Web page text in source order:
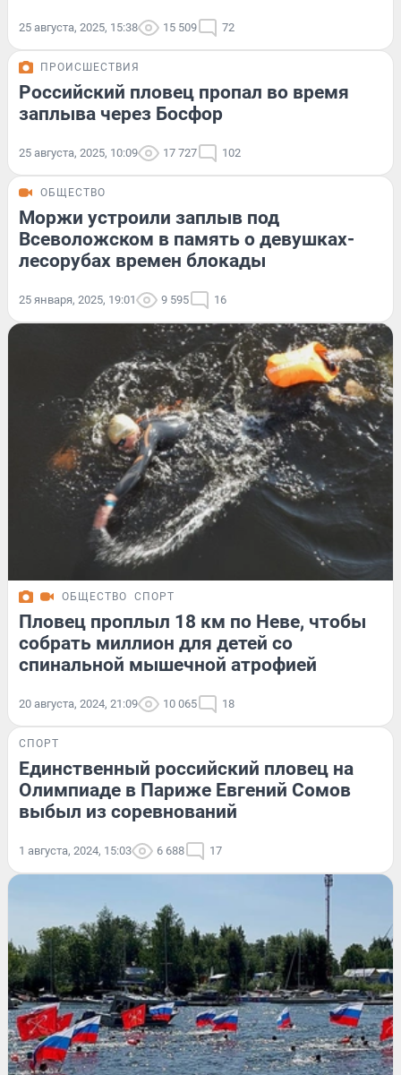
25 августа, 2025, 15:38 15 509 72
ПРОИСШЕСТВИЯ
Российский пловец пропал во время
заплыва через Босфор
25 августа, 2025, 10:09 17 727 102
ОБЩЕСТВО
Моржи устроили заплыв под
Всеволожском в память о девушках-
лесорубах времен блокады
25 января, 2025, 19:01 9 595 16
ОБЩЕСТВО СПОРТ
Пловец проплыл 18 км по Неве, чтобы
собрать миллион для детей со
спинальной мышечной атрофией
20 августа, 2024, 21:09 10 065 18
СПОРТ
Единственный российский пловец на
Олимпиаде в Париже Евгений Сомов
выбыл из соревнований
1 августа, 2024, 15:03 6 688 17